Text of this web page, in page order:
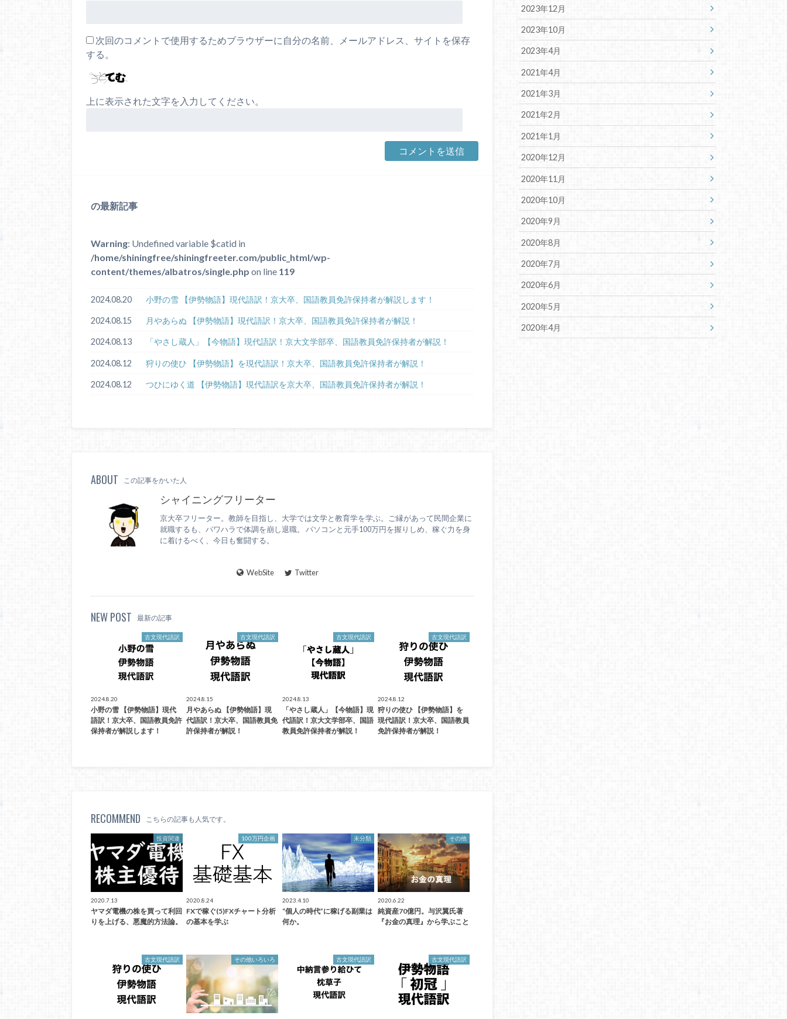
次回のコメントで使用するためブラウザーに自分の名前、メールアドレス、サイトを保存
する。
上に表示された文字を入力してください。
の最新記事
Warning: Undefined variable $catid in
/home/shiningfree/shiningfreeter.com/public_html/wp-
content/themes/albatros/single.php on line 119
2024.08.20 小野の雪 【伊勢物語】現代語訳！京大卒、国語教員免許保持者が解説します！
2024.08.15 月やあらぬ 【伊勢物語】現代語訳！京大卒、国語教員免許保持者が解説！
2024.08.13 「やさし蔵人」【今物語】現代語訳！京大文学部卒、国語教員免許保持者が解説！
2024.08.12 狩りの使ひ 【伊勢物語】を現代語訳！京大卒、国語教員免許保持者が解説！
2024.08.12 つひにゆく道 【伊勢物語】現代語訳を京大卒、国語教員免許保持者が解説！
ABOUT この記事をかいた人
シャイニングフリーター
京大卒フリーター。教師を目指し、大学では文学と教育学を学ぶ。ご縁があって民間企業に
就職するも、パワハラで体調を崩し退職。 パソコンと元手100万円を握りしめ、稼ぐ力を身
に着けるべく、今日も奮闘する。
WebSite Twitter
NEW POST 最新の記事
古文現代語訳
2024.8.20
小野の雪 【伊勢物語】現代
語訳！京大卒、国語教員免許
保持者が解説します！
古文現代語訳
2024.8.15
月やあらぬ 【伊勢物語】現
代語訳！京大卒、国語教員免
許保持者が解説！
古文現代語訳
2024.8.13
「やさし蔵人」【今物語】現
代語訳！京大文学部卒、国語
教員免許保持者が解説！
古文現代語訳
2024.8.12
狩りの使ひ 【伊勢物語】を
現代語訳！京大卒、国語教員
免許保持者が解説！
RECOMMEND こちらの記事も人気です。
投資関連
2020.7.13
ヤマダ電機の株を買って利回
りを上げる、悪魔的方法論。
100万円企画
2020.8.24
FXで稼ぐ(5)FXチャート分析
の基本を学ぶ
未分類
2023.4.10
“個人の時代”に稼げる副業は
何か。
その他
2020.6.22
純資産70億円。与沢翼氏著
『お金の真理』から学ぶこと
古文現代語訳 その他いろいろ 古文現代語訳 古文現代語訳
2023年12月
2023年10月
2023年4月
2021年4月
2021年3月
2021年2月
2021年1月
2020年12月
2020年11月
2020年10月
2020年9月
2020年8月
2020年7月
2020年6月
2020年5月
2020年4月